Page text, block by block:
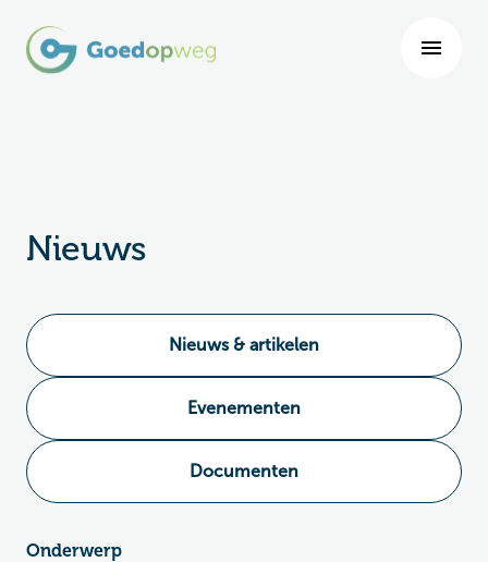
Nieuws
Nieuws & artikelen
Evenementen
Documenten
Onderwerp